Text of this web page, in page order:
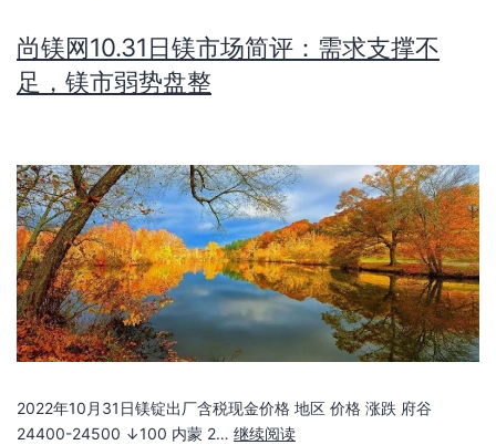
尚镁网10.31日镁市场简评：需求支撑不
足，镁市弱势盘整
2022年10月31日镁锭出厂含税现金价格 地区 价格 涨跌 府谷
24400-24500 ↓100 内蒙 2… 继续阅读